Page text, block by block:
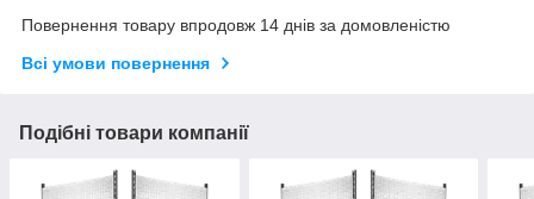
Повернення товару впродовж 14 днів за домовленістю
Всі умови повернення
Подібні товари компанії